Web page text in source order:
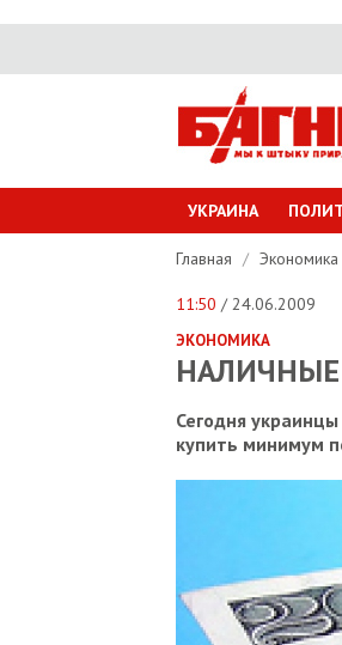
УКРАИНА
Главная / Экономика
11:50 / 24.06.2009
ЭКОНОМИКА
Сегодня
купить минимум